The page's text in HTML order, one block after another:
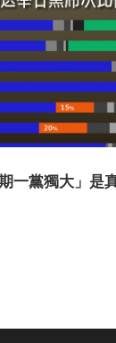
一黨獨大」是